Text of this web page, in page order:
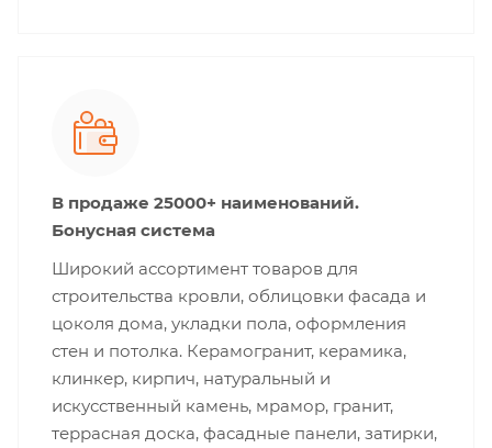
В продаже 25000+ наименований.
Бонусная система
Широкий ассортимент товаров для
строительства кровли, облицовки фасада и
цоколя дома, укладки пола, оформления
стен и потолка. Керамогранит, керамика,
клинкер, кирпич, натуральный и
искусственный камень, мрамор, гранит,
террасная доска, фасадные панели, затирки,